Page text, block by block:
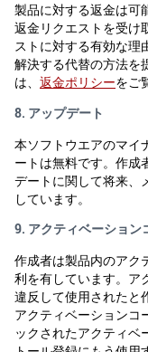
製品に対する返金は可
返金リクエストを受け
ストに対する有効な理
解決する代替の方法を
は、 返金ポリシーをご
8. アップデート
本ソフトウエアのマイ
ートは無料です。作成
デートに関して将来、
しています。
9. アクティベーション
作成者は製品内のアク
利を有しています。ア
違反して使用されたと
アクティベーションコ
ックされたアクティベ